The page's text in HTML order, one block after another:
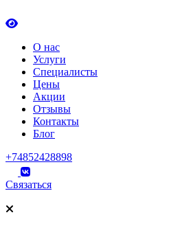
О нас
Услуги
Специалисты
Цены
Акции
Отзывы
Контакты
Блог
+74852428898
Связаться